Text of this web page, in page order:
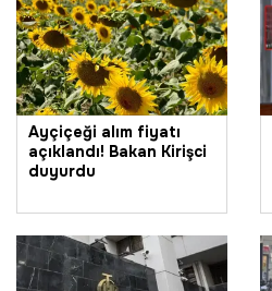
Ayçiçeği alım fiyatı
açıklandı! Bakan Kirişci
duyurdu